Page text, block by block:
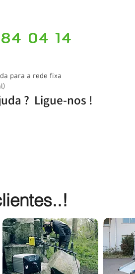
04 14
para a rede fixa
? Ligue-nos !